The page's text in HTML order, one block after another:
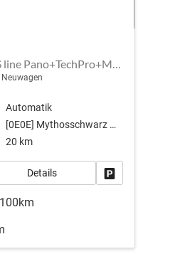
Sportback NEU TFSI quattro S line Pano+TechPro+Matrix+AHK+HUD+Alu20+KlimaPlus+DCC+SONOS
Automatik
[0E0E] Mythosschwarz Metallic
20 km
Details